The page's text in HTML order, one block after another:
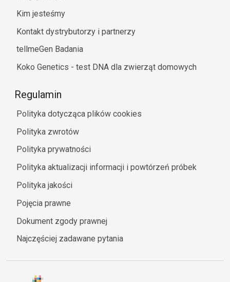
Kim jesteśmy
Kontakt dystrybutorzy i partnerzy
tellmeGen Badania
Koko Genetics - test DNA dla zwierząt domowych
Regulamin
Polityka dotycząca plików cookies
Polityka zwrotów
Polityka prywatności
Polityka aktualizacji informacji i powtórzeń próbek
Polityka jakości
Pojęcia prawne
Dokument zgody prawnej
Najczęściej zadawane pytania